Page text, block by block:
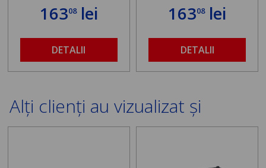
16308lei
DETALII
16308lei
DETALII
Alți clienți au vizualizat și